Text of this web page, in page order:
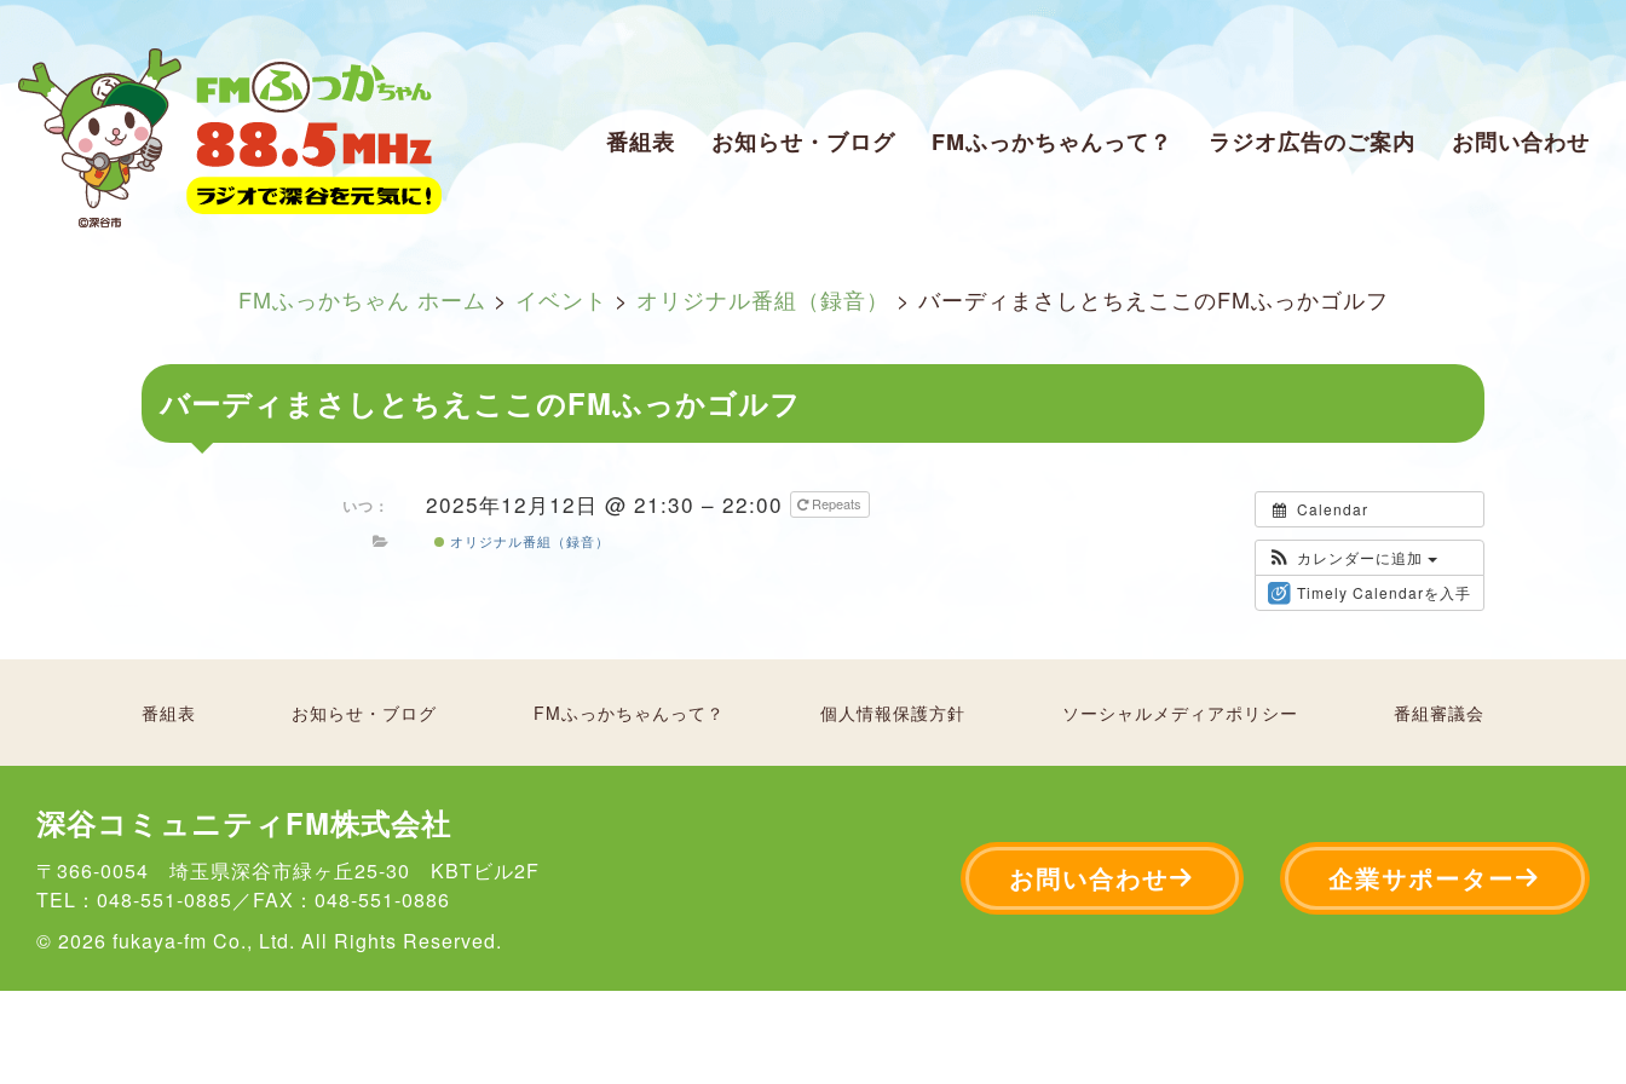
番組表 お知らせ・ブログ FMふっかちゃんって？ ラジオ広告のご案内 お問い合わせ
FMふっかちゃん ホーム > イベント > オリジナル番組（録音） > バーディまさしとちえここのFMふっかゴルフ
バーディまさしとちえここのFMふっかゴルフ
Calendar
カレンダーに追加
Timely Calendarを入手
いつ： 2025年12月12日 @ 21:30 – 22:00
Repeats
オリジナル番組（録音）
番組表 お知らせ・ブログ FMふっかちゃんって？ 個人情報保護方針 ソーシャルメディアポリシー 番組審議会
深谷コミュニティFM株式会社
〒366-0054 埼玉県深谷市緑ヶ丘25-30 KBTビル2F
TEL：048-551-0885／FAX：048-551-0886
© 2026 fukaya-fm Co., Ltd. All Rights Reserved.
お問い合わせ 企業サポーター